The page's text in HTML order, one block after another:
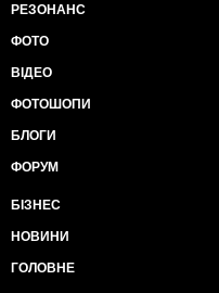
РЕЗОНАНС
ФОТО
ВІДЕО
ФОТОШОПИ
БЛОГИ
ФОРУМ
БІЗНЕС
НОВИНИ
ГОЛОВНЕ